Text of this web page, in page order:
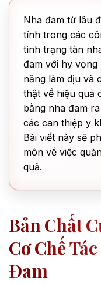
Nha đam từ lâu
tính trong các
tình trạng tàn
đam với hy vọng
năng làm dịu và
thật về hiệu quả
bằng nha đam
các can thiệp y
Bài viết này sẽ
môn về việc
quả.
Bản Chất
Cơ Chế
Đam